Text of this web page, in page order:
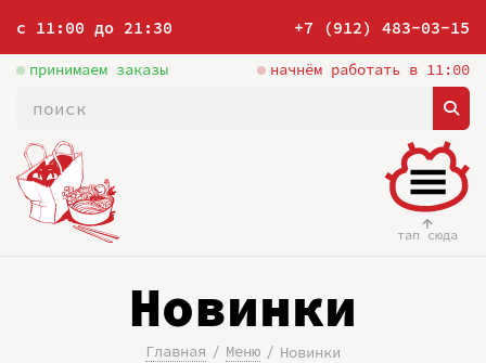
с 11:00 до 21:30 +7 (912) 483-03-15
принимаем заказы начнём работать в 11:00
тап сюда
Новинки
Главная Меню Новинки